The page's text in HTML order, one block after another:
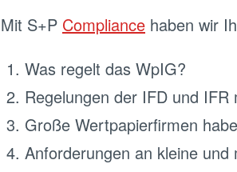
Mit S+P Compliance haben wir
Was regelt das WpIG?
Regelungen der IFD und
Große Wertpapierfirmen
Anforderungen an kleine